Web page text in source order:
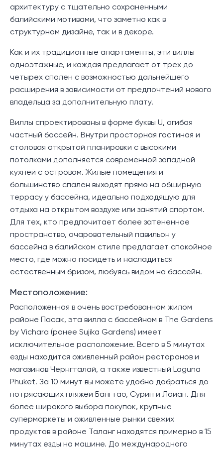
архитектуру с тщательно сохраненными
балийскими мотивами, что заметно как в
структурном дизайне, так и в декоре.
Как и их традиционные апартаменты, эти виллы
одноэтажные, и каждая предлагает от трех до
четырех спален с возможностью дальнейшего
расширения в зависимости от предпочтений нового
владельца за дополнительную плату.
Виллы спроектированы в форме буквы U, огибая
частный бассейн. Внутри просторная гостиная и
столовая открытой планировки с высокими
потолками дополняется современной западной
кухней с островом. Жилые помещения и
большинство спален выходят прямо на обширную
террасу у бассейна, идеально подходящую для
отдыха на открытом воздухе или занятий спортом.
Для тех, кто предпочитает более затененное
пространство, очаровательный павильон у
бассейна в балийском стиле предлагает спокойное
место, где можно посидеть и насладиться
естественным бризом, любуясь видом на бассейн.
Местоположение:
Расположенная в очень востребованном жилом
районе Пасак, эта вилла с бассейном в The Gardens
by Vichara (ранее Sujika Gardens) имеет
исключительное расположение. Всего в 5 минутах
езды находится оживленный район ресторанов и
магазинов Чернгталай, а также известный Laguna
Phuket. За 10 минут вы можете удобно добраться до
потрясающих пляжей Бангтао, Сурин и Лайан. Для
более широкого выбора покупок, крупные
супермаркеты и оживленные рынки свежих
продуктов в районе Таланг находятся примерно в 15
минутах езды на машине. До международного